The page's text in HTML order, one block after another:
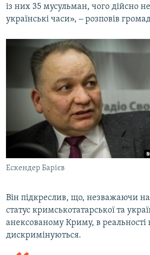
із них 35 мусульман, чого дійсно
українські часи», ‒ розповів
Ескендер Барієв
Він підкреслив, що, незважаючи
статус кримськотатарської та
анексованому Криму, в реальності
дискримінуються.